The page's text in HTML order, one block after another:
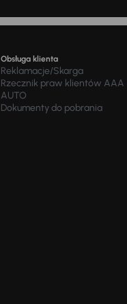
Obsługa klienta
Reklamacje/Skarga
Rzecznik praw klientów AAA
AUTO
Dokumenty do pobrania